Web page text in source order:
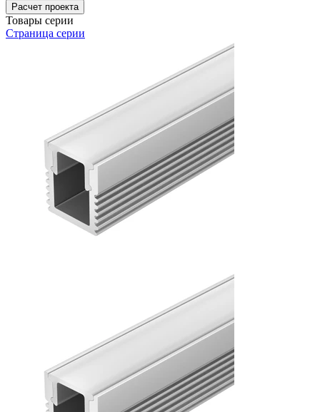
Расчет проекта
Товары серии
Страница серии